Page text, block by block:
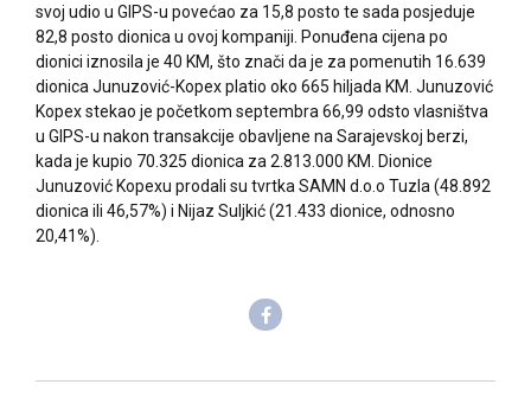
svoj udio u GIPS-u povećao za 15,8 posto te sada posjeduje
82,8 posto dionica u ovoj kompaniji. Ponuđena cijena po
dionici iznosila je 40 KM, što znači da je za pomenutih 16.639
dionica Junuzović-Kopex platio oko 665 hiljada KM. Junuzović
Kopex stekao je početkom septembra 66,99 odsto vlasništva
u GIPS-u nakon transakcije obavljene na Sarajevskoj berzi,
kada je kupio 70.325 dionica za 2.813.000 KM. Dionice
Junuzović Kopexu prodali su tvrtka SAMN d.o.o Tuzla (48.892
dionica ili 46,57%) i Nijaz Suljkić (21.433 dionice, odnosno
20,41%).